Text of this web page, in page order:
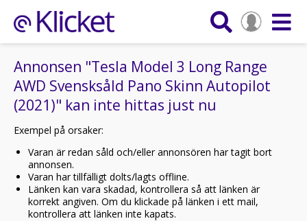
Annonsen "Tesla Model 3 Long Range
AWD Svensksåld Pano Skinn Autopilot
(2021)" kan inte hittas just nu
Exempel på orsaker:
Varan är redan såld och/eller annonsören har tagit bort
annonsen.
Varan har tillfälligt dolts/lagts offline.
Länken kan vara skadad, kontrollera så att länken är
korrekt angiven. Om du klickade på länken i ett mail,
kontrollera att länken inte kapats.